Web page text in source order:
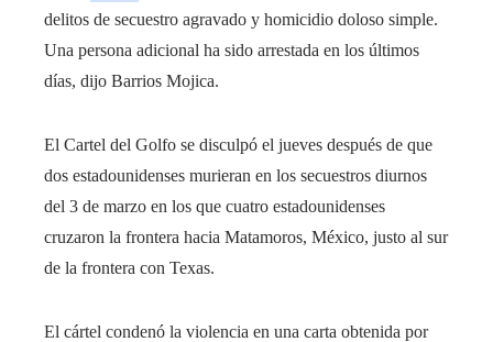
delitos de secuestro agravado y homicidio doloso simple.
Una persona adicional ha sido arrestada en los últimos
días, dijo Barrios Mojica.
El Cartel del Golfo se disculpó el jueves después de que
dos estadounidenses murieran en los secuestros diurnos
del 3 de marzo en los que cuatro estadounidenses
cruzaron la frontera hacia Matamoros, México, justo al sur
de la frontera con Texas.
El cártel condenó la violencia en una carta obtenida por